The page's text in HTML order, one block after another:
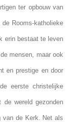
ter opbouw van
Rooms-katholieke
erin bestaat te leven
mensen, maar ook
en prestige en door
eerste christelijke
de wereld gezonden
van de Kerk. Net als